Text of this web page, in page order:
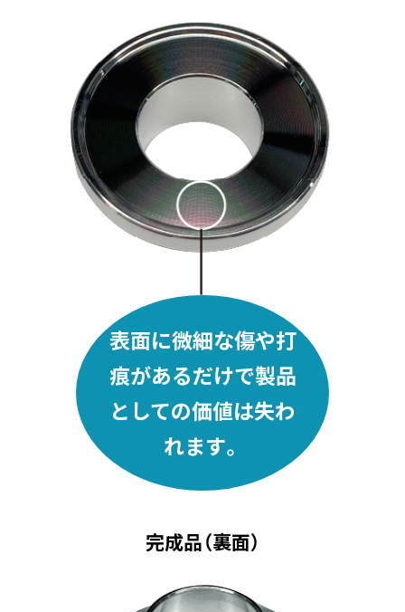
表面に微細な傷や打
痕があるだけで製品
としての価値は失わ
れます。
完成品（裏面）